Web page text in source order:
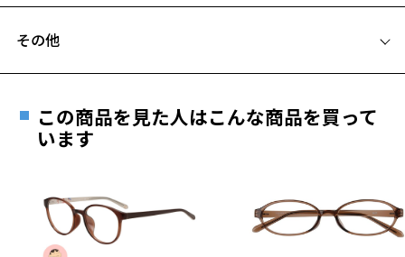
お気に入りに追加済です。
フレームとレンズの合計料金を知りたい方へ
安心1 フレーム１年間品質保証
きます。
※保証期間内に交換が行われた場合、保証期間は初期の期間から
延長されません。
その他
ご希望のお客さまは、「レンズ交換券」をお選びのうえ、
最寄りのZoff実店舗にてレンズをお買い求めください。
※サングラスやパッケージ品では「レンズ交換券」はお選び
談ください。
この商品を見た人はこんな商品を買って
います